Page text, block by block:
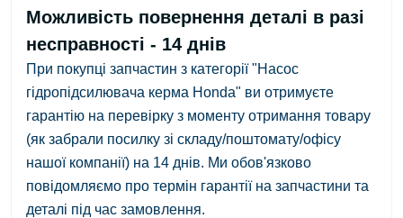
Можливість повернення деталі в разі
несправності - 14 днів
При покупці запчастин з категорії "Насос
гідропідсилювача керма Honda" ви отримуєте
гарантію на перевірку з моменту отримання товару
(як забрали посилку зі складу/поштомату/офісу
нашої компанії) на 14 днів. Ми обов'язково
повідомляємо про термін гарантії на запчастини та
деталі під час замовлення.